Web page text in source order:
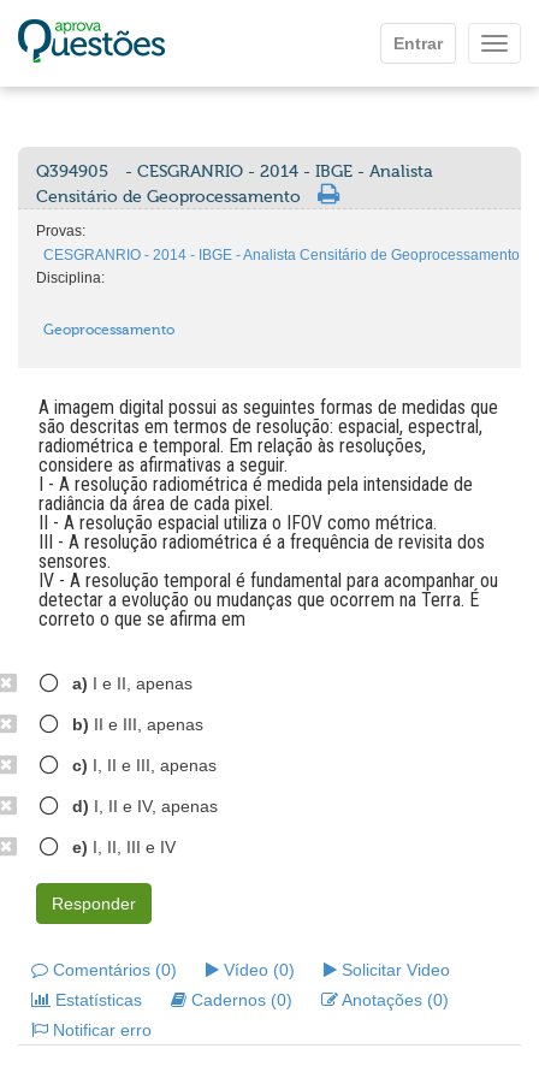
Entrar
Q394905
- CESGRANRIO - 2014 - IBGE - Analista
Censitário de Geoprocessamento
Provas:
CESGRANRIO - 2014 - IBGE - Analista Censitário de Geoprocessamento
Disciplina:
Geoprocessamento
A imagem digital possui as seguintes formas de medidas que
são descritas em termos de resolução: espacial, espectral,
radiométrica e temporal. Em relação às resoluções,
considere as afirmativas a seguir.
I - A resolução radiométrica é medida pela intensidade de
radiância da área de cada pixel.
II - A resolução espacial utiliza o IFOV como métrica.
III - A resolução radiométrica é a frequência de revisita dos
sensores.
IV - A resolução temporal é fundamental para acompanhar ou
detectar a evolução ou mudanças que ocorrem na Terra. É
correto o que se afirma em
a) I e II, apenas
b) II e III, apenas
c) I, II e III, apenas
d) I, II e IV, apenas
e) I, II, III e IV
Responder
Comentários (0) Vídeo (0)
Solicitar Video
Estatísticas
Cadernos (0)
Anotações (0)
Notificar erro